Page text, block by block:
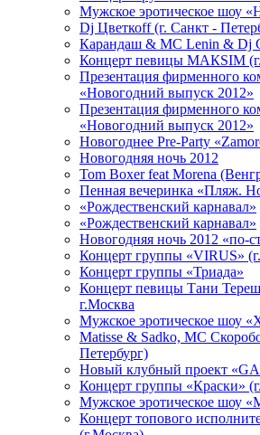
Мужское эротическое шоу
Dj Цветкоff (г. Санкт -
Карандаш & МС Lenin & Dj
Концерт певицы МАКSIМ
Презентация фирменного
«Новогодний выпуск 2012»
Презентация фирменного
«Новогодний выпуск 2012»
Новогоднее Pre-Party
Новогодняя ночь 2012
Tom Boxer feat Morena
Пенная вечеринка «Пляж.
«Рождественский карнавал»
«Рождественский карнавал»
Новогодняя ночь 2012 «по-
Концерт группы «VIRUS»
Концерт группы «Триада»
Концерт певицы Тани
г.Москва
Мужское эротическое шоу
Matissе & Sadko, MC
Петербург)
Новый клубный проект
Концерт группы «Краски»
Мужское эротическое шоу
Концерт топового